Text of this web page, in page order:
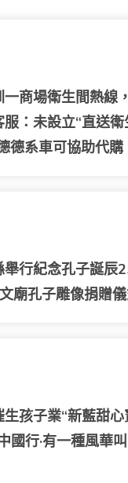
商場衛生間熱線
：未設立“直送
德系車可協助代購
舉行紀念孔子誕辰
廟孔子雕像捐贈
孩子業“新藍甜
國行·有一種風華